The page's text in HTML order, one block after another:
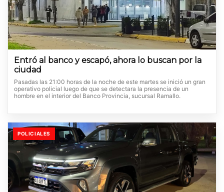
Entró al banco y escapó, ahora lo buscan por la
ciudad
Pasadas las 21:00 horas de la noche de este martes se inició un gran
operativo policial luego de que se detectara la presencia de un
hombre en el interior del Banco Provincia, sucursal Ramallo.
POLICIALES